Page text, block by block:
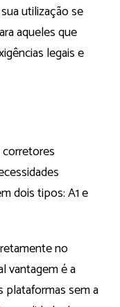
utilização se
aqueles que
legais e
dois tipos: A1 e
no
vantagem é a
plataformas sem a